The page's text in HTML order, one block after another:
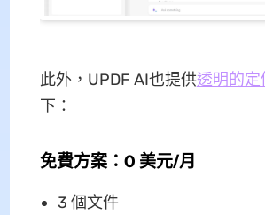
此外，UPDF AI也提供透明的定
下：
免費方案：0 美元/月
3 個文件